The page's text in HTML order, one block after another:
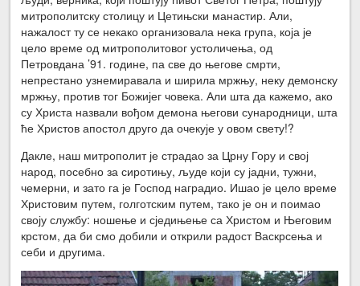
митрополитску столицу и Цетињски манастир. Али,
нажалост ту се некако организовала нека група, која је
цело време од митрополитовог устоличења, од
Петровдана ’91. године, па све до његове смрти,
непрестано узнемиравала и ширила мржњу, неку демонску
мржњу, против тог Божијег човека. Али шта да кажемо, ако
су Христа назвали вођом демона његови сународници, шта
ће Христов апостол друго да очекује у овом свету!?
Дакле, наш митрополит је страдао за Црну Гору и свој
народ, посебно за сиротињу, људе који су јадни, тужни,
чемерни, и зато га је Господ наградио. Ишао је цело време
Христовим путем, голготским путем, тако је он и поимао
своју службу: ношење и сједињење са Христом и Његовим
крстом, да би смо добили и открили радост Васкрсења и
себи и другима.